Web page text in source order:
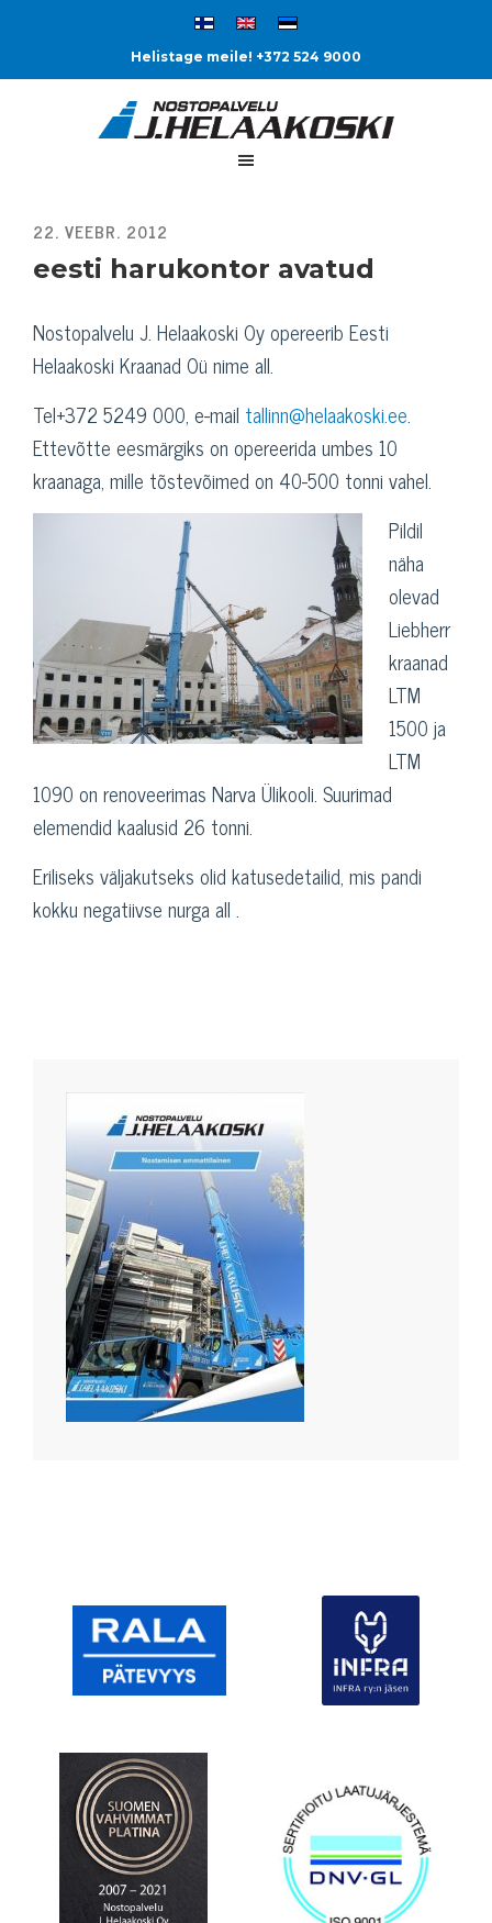
Helistage meile! +372 524 9000
eesti harukontor avatud
Nostopalvelu J. Helaakoski Oy opereerib Eesti
Helaakoski Kraanad Oü nime all.
Tel+372 5249 000, e-mail tallinn@helaakoski.ee.
Ettevõtte eesmärgiks on opereerida umbes 10
kraanaga, mille tõstevõimed on 40-500 tonni vahel.
Pildil
näha
olevad
Liebherr
kraanad
LTM
1500 ja
LTM
1090 on renoveerimas Narva Ülikooli. Suurimad
elemendid kaalusid 26 tonni.
Eriliseks väljakutseks olid katusedetailid, mis pandi
kokku negatiivse nurga all .